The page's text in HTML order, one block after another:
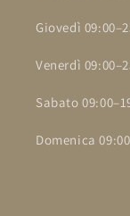
Giovedì
Venerdì
Sabato
Domenica